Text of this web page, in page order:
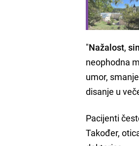
"Nažalost,
neophodna
umor,
disanje u
Pacijenti
Također,